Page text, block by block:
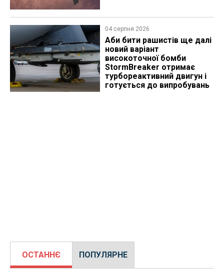
04 серпня 2026
Аби бити рашистів ще далі
новий варіант
високоточної бомби
StormBreaker отримає
турбореактивний двигун і
готується до випробувань
ОСТАННЄ ПОПУЛЯРНЕ